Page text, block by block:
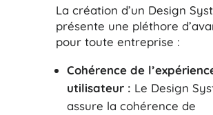
La création d’un Design
présente une pléthore
pour toute entreprise :
Cohérence de
utilisateur : Le Design
assure la cohérence de